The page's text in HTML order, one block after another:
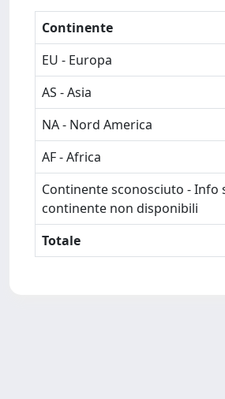
Continente
EU - Europa
AS - Asia
NA - Nord America
AF - Africa
Continente sconosciuto - Info
continente non disponibili
Totale